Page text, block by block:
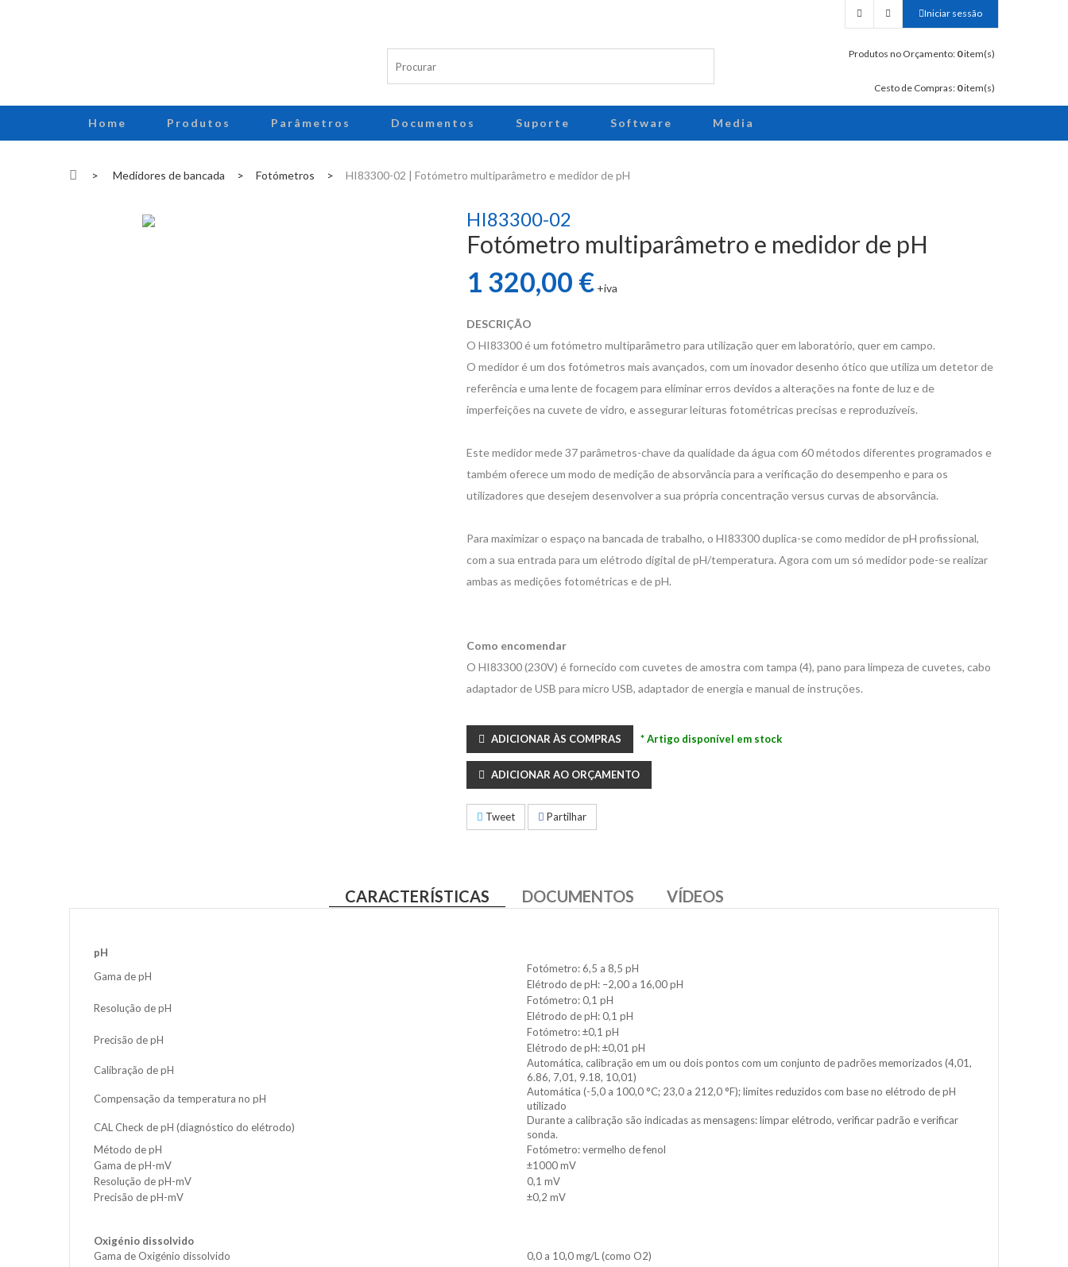
Iniciar sessão
Produtos no Orçamento: 0item(s)
Cesto de Compras: 0item(s)
Home Produtos Parâmetros Documentos Suporte Software Media
> Medidores de bancada > Fotómetros > HI83300-02 | Fotómetro multiparâmetro e medidor de pH
HI83300-02
Fotómetro multiparâmetro e medidor de pH
1 320,00 € +iva
DESCRIÇÃO
O HI83300 é um fotómetro multiparâmetro para utilização quer em laboratório, quer em campo.
O medidor é um dos fotómetros mais avançados, com um inovador desenho ótico que utiliza um detetor de
referência e uma lente de focagem para eliminar erros devidos a alterações na fonte de luz e de
imperfeições na cuvete de vidro, e assegurar leituras fotométricas precisas e reproduzíveis.
Este medidor mede 37 parâmetros-chave da qualidade da água com 60 métodos diferentes programados e
também oferece um modo de medição de absorvância para a verificação do desempenho e para os
utilizadores que desejem desenvolver a sua própria concentração versus curvas de absorvância.
Para maximizar o espaço na bancada de trabalho, o HI83300 duplica-se como medidor de pH profissional,
com a sua entrada para um elétrodo digital de pH/temperatura. Agora com um só medidor pode-se realizar
ambas as medições fotométricas e de pH.
Como encomendar
O HI83300 (230V) é fornecido com cuvetes de amostra com tampa (4), pano para limpeza de cuvetes, cabo
adaptador de USB para micro USB, adaptador de energia e manual de instruções.
ADICIONAR ÀS COMPRAS * Artigo disponível em stock
ADICIONAR AO ORÇAMENTO
Tweet Partilhar
CARACTERÍSTICAS DOCUMENTOS VÍDEOS
pH
Gama de pH
Fotómetro: 6,5 a 8,5 pH
Elétrodo de pH: –2,00 a 16,00 pH
Resolução de pH
Fotómetro: 0,1 pH
Elétrodo de pH: 0,1 pH
Precisão de pH
Fotómetro: ±0,1 pH
Elétrodo de pH: ±0,01 pH
Calibração de pH
Automática, calibração em um ou dois pontos com um conjunto de padrões memorizados (4,01,
6.86, 7,01, 9.18, 10,01)
Compensação da temperatura no pH
Automática (-5,0 a 100,0 °C; 23,0 a 212,0 °F); limites reduzidos com base no elétrodo de pH
utilizado
CAL Check de pH (diagnóstico do elétrodo)
Durante a calibração são indicadas as mensagens: limpar elétrodo, verificar padrão e verificar
sonda.
Método de pH
Fotómetro: vermelho de fenol
Gama de pH-mV
±1000 mV
Resolução de pH-mV
0,1 mV
Precisão de pH-mV
±0,2 mV
Oxigénio dissolvido
Gama de Oxigénio dissolvido
0,0 a 10,0 mg/L (como O2)